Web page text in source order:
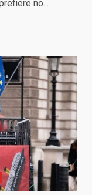
no...